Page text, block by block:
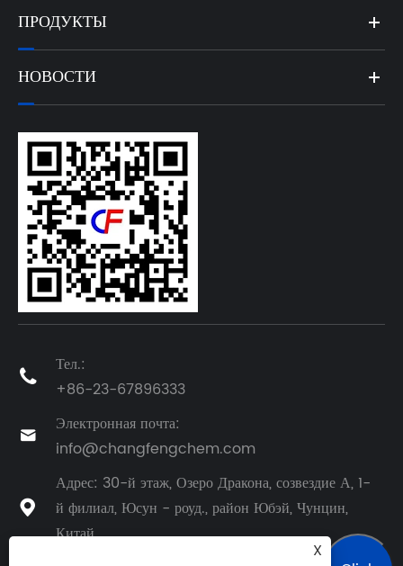
ПРОДУКТЫ
НОВОСТИ

Тел.:
+86-23-67896333

Электронная почта:
info@changfengchem.com

Адрес: 30-й этаж, Озеро Дракона, созвездие А, 1-
й филиал, Юсун - роуд., район Юбэй, Чунцин,
Китай
X